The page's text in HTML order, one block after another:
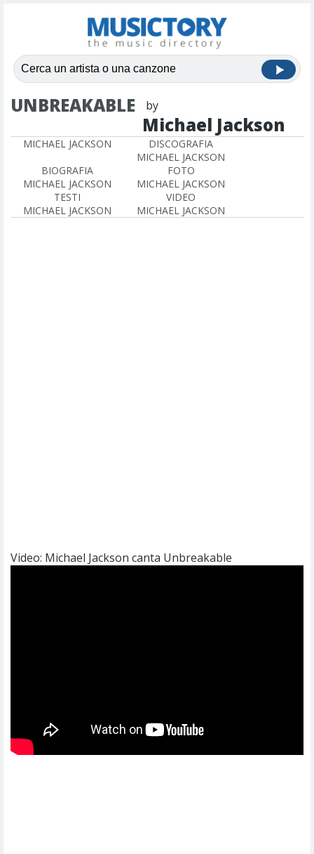
UNBREAKABLE by
Michael Jackson
MICHAEL JACKSON
DISCOGRAFIA
MICHAEL JACKSON
BIOGRAFIA
MICHAEL JACKSON
FOTO
MICHAEL JACKSON
TESTI
MICHAEL JACKSON
VIDEO
MICHAEL JACKSON
Video: Michael Jackson canta Unbreakable